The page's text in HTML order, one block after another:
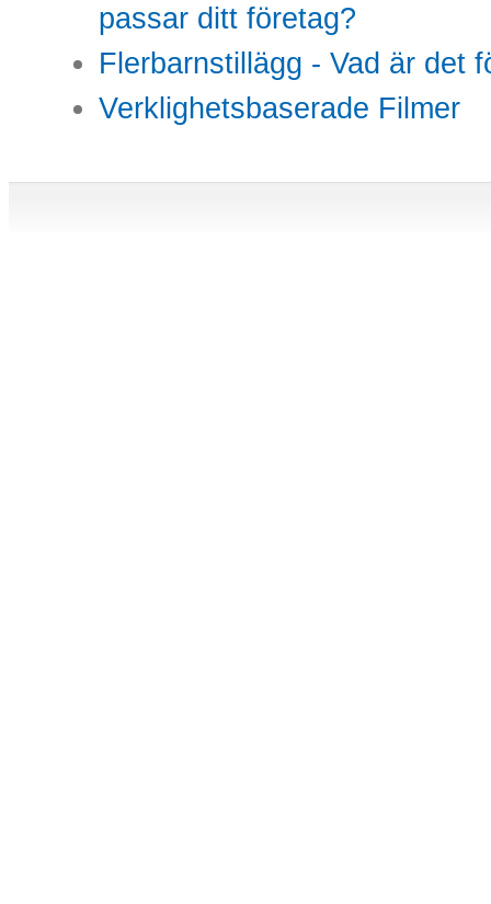
passar ditt företag?
Flerbarnstillägg - Vad är det
Verklighetsbaserade Filmer